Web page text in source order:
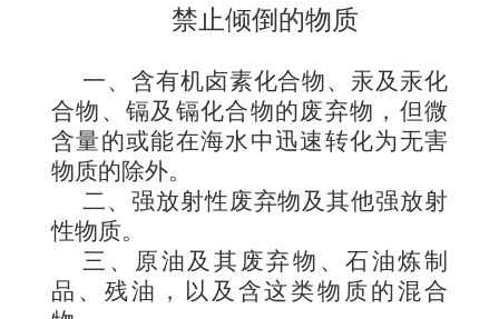
禁止倾倒的物质
一、 含有机卤素化合物、汞及汞化
合物、镉及镉化合物的废弃物，但微
含量的或能在海水中迅速转化为无害
物质的除外。
二、 强放射性废弃物及其他强放射
性物质。
三、 原油及其废弃物、石油炼制
品、残油，以及含这类物质的混合